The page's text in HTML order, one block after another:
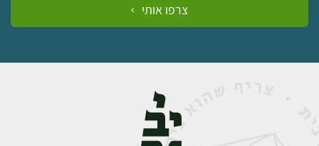
צרפו אותי